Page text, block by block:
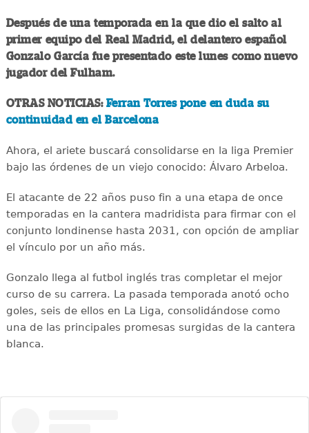
Después de una temporada en la que dio el salto al
primer equipo del Real Madrid, el delantero español
Gonzalo García fue presentado este lunes como nuevo
jugador del Fulham.
OTRAS NOTICIAS: Ferran Torres pone en duda su
continuidad en el Barcelona
Ahora, el ariete buscará consolidarse en la liga Premier
bajo las órdenes de un viejo conocido: Álvaro Arbeloa.
El atacante de 22 años puso fin a una etapa de once
temporadas en la cantera madridista para firmar con el
conjunto londinense hasta 2031, con opción de ampliar
el vínculo por un año más.
Gonzalo llega al futbol inglés tras completar el mejor
curso de su carrera. La pasada temporada anotó ocho
goles, seis de ellos en La Liga, consolidándose como
una de las principales promesas surgidas de la cantera
blanca.